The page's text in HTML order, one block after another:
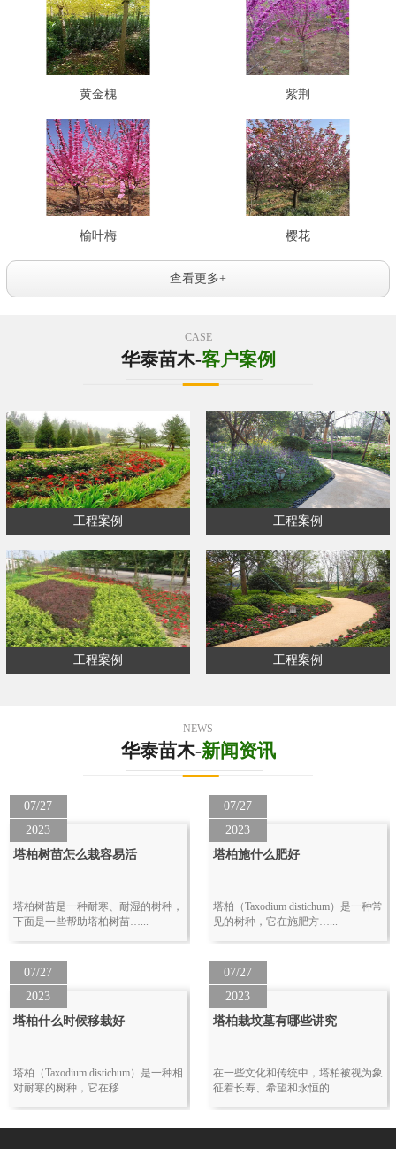
黄金槐 紫荆
榆叶梅 樱花
查看更多+
CASE
华泰苗木-客户案例
工程案例 工程案例
工程案例 工程案例
NEWS
华泰苗木-新闻资讯
07/27
2023
塔柏树苗怎么栽容易活
塔柏树苗是一种耐寒、耐湿的树种，
下面是一些帮助塔柏树苗…...
07/27
2023
塔柏施什么肥好
塔柏（Taxodium distichum）是一种常
见的树种，它在施肥方…...
07/27
2023
塔柏什么时候移栽好
塔柏（Taxodium distichum）是一种相
对耐寒的树种，它在移…...
07/27
2023
塔柏栽坟墓有哪些讲究
在一些文化和传统中，塔柏被视为象
征着长寿、希望和永恒的…...